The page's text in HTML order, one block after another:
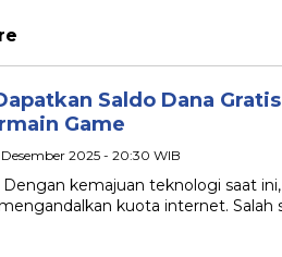
Saldo Dana Gratis
Game
Desember 2025 - 20:30 WIB
Dengan kemajuan teknologi saat
kuota internet.